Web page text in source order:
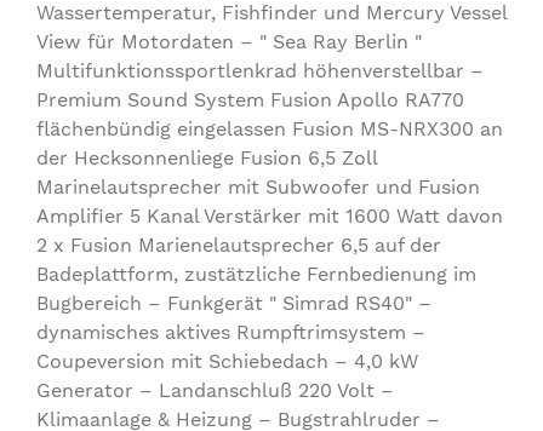
Wassertemperatur, Fishfinder und Mercury Vessel
View für Motordaten – " Sea Ray Berlin "
Multifunktionssportlenkrad höhenverstellbar –
Premium Sound System Fusion Apollo RA770
flächenbündig eingelassen Fusion MS-NRX300 an
der Hecksonnenliege Fusion 6,5 Zoll
Marinelautsprecher mit Subwoofer und Fusion
Amplifier 5 Kanal Verstärker mit 1600 Watt davon
2 x Fusion Marienelautsprecher 6,5 auf der
Badeplattform, zustätzliche Fernbedienung im
Bugbereich – Funkgerät " Simrad RS40" –
dynamisches aktives Rumpftrimsystem –
Coupeversion mit Schiebedach – 4,0 kW
Generator – Landanschluß 220 Volt –
Klimaanlage & Heizung – Bugstrahlruder –